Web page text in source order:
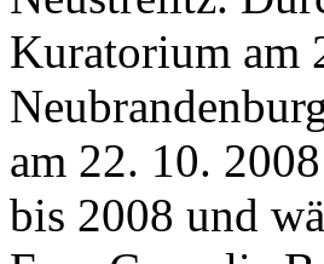
Kuratorium am
am 22. 10.
bis 2008 und